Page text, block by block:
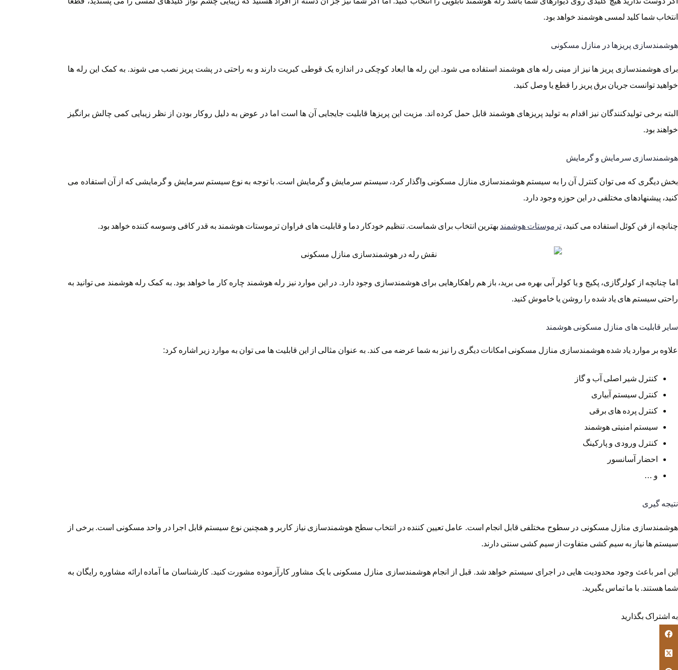
انتخاب شما کلید لمسی هوشمند خواهد بود.
هوشمندسازی پریزها در منازل مسکونی
برای هوشمندسازی پریز ها نیز از مینی رله های هوشمند استفاده می شود. این رله ها ابعاد کوچکی در اندازه یک قوطی کبریت دارند و به راحتی در پشت پریز نصب می شوند. به کمک این رله ها
خواهید توانست جریان برق پریز را قطع یا وصل کنید.
البته برخی تولیدکنندگان نیز اقدام به تولید پریزهای هوشمند قابل حمل کرده اند. مزیت این پریزها قابلیت جایجایی آن ها است اما در عوض به دلیل روکار بودن از نظر زیبایی کمی چالش برانگیز
خواهند بود.
هوشمندسازی سرمایش و گرمایش
بخش دیگری که می توان کنترل آن را به سیستم هوشمندسازی منازل مسکونی واگذار کرد، سیستم سرمایش و گرمایش است. با توجه به نوع سیستم سرمایش و گرمایشی که از آن استفاده می
کنید، پیشنهادهای مختلفی در این حوزه وجود دارد.
چنانچه از فن کوئل استفاده می کنید، ترموستات هوشمند بهترین انتخاب برای شماست. تنظیم خودکار دما و قابلیت های فراوان ترموستات هوشمند به قدر کافی وسوسه کننده خواهد بود.
اما چنانچه از کولرگازی، پکیج و یا کولر آبی بهره می برید، باز هم راهکارهایی برای هوشمندسازی وجود دارد. در این موارد نیز رله هوشمند چاره کار ما خواهد بود. به کمک رله هوشمند می توانید به
راحتی سیستم های یاد شده را روشن یا خاموش کنید.
سایر قابلیت های منازل مسکونی هوشمند
علاوه بر موارد یاد شده هوشمندسازی منازل مسکونی امکانات دیگری را نیز به شما عرضه می کند. به عنوان مثالی از این قابلیت ها می توان به موارد زیر اشاره کرد:
کنترل شیر اصلی آب و گاز
کنترل سیستم آبیاری
کنترل پرده های برقی
سیستم امنیتی هوشمند
کنترل ورودی و پارکینگ
احضار آسانسور
و …
نتیجه گیری
هوشمندسازی منازل مسکونی در سطوح مختلفی قابل انجام است. عامل تعیین کننده در انتخاب سطح هوشمندسازی نیاز کاربر و همچنین نوع سیستم قابل اجرا در واحد مسکونی است. برخی از
سیستم ها نیاز به سیم کشی متفاوت از سیم کشی سنتی دارند.
این امر باعث وجود محدودیت هایی در اجرای سیستم خواهد شد. قبل از انجام هوشمندسازی منازل مسکونی با یک مشاور کارآزموده مشورت کنید. کارشناسان ما آماده ارائه مشاوره رایگان به
شما هستند. با ما تماس بگیرید.
به اشتراک بگذارید